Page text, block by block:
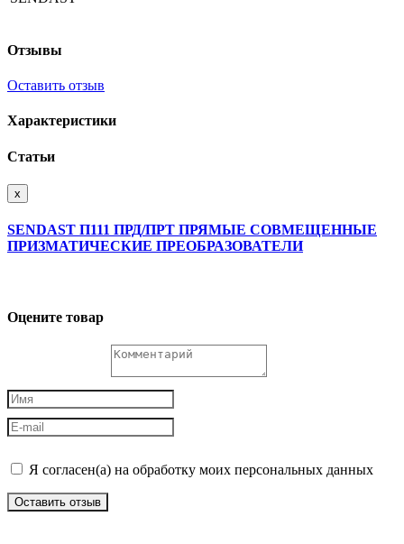
Отзывы
Оставить отзыв
Характеристики
Статьи
x
SENDAST П111 ПРД/ПРТ ПРЯМЫЕ СОВМЕЩЕННЫЕ
ПРИЗМАТИЧЕСКИЕ ПРЕОБРАЗОВАТЕЛИ
Оцените товар
Я согласен(а) на обработку моих персональных данных
Оставить отзыв